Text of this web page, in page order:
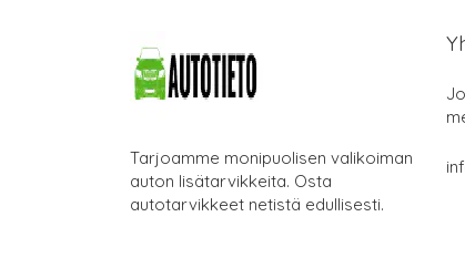
Tarjoamme monipuolisen valikoiman
auton lisätarvikkeita. Osta
autotarvikkeet netistä edullisesti.